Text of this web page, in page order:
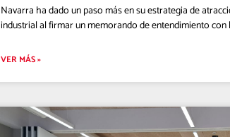
Navarra ha dado un paso más en su estrategia de
industrial al firmar un memorando de entendimiento con
VER MÁS »